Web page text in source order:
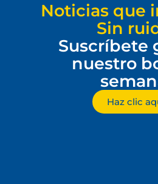
Noticias que
Sin
Suscríbete
nuestro
Haz clic